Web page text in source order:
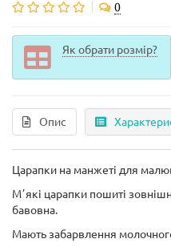
0
Як обрати розмір?
Опис
Царапки на манжеті для
Мʼякі царапки пошиті
бавовна.
Мають забарвлення